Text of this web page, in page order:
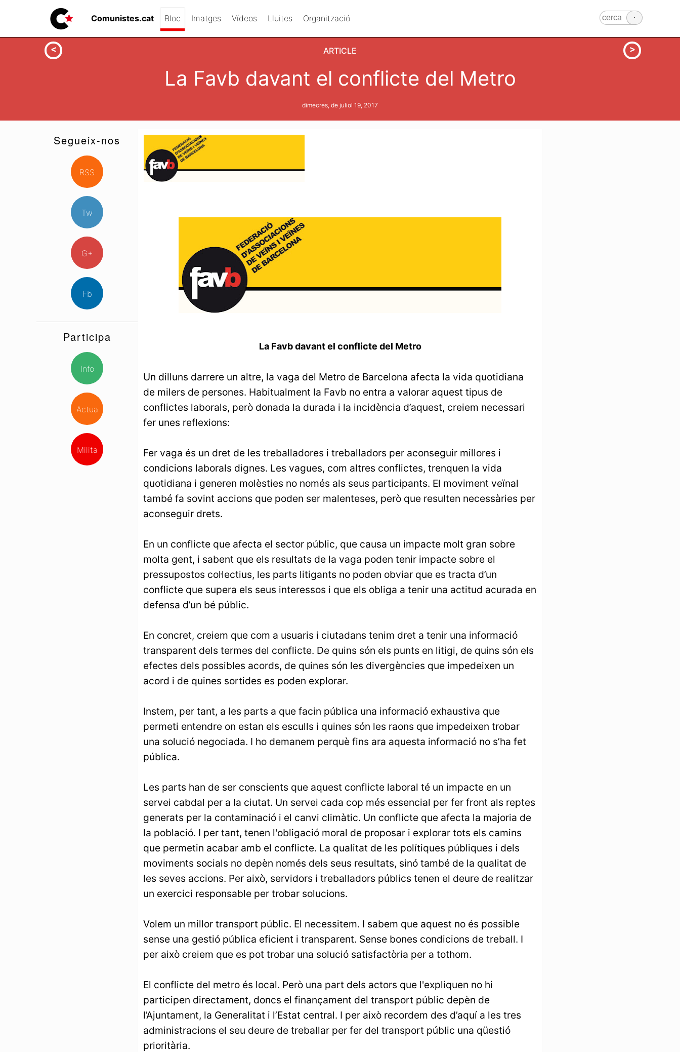
Comunistes.cat Bloc Imatges Vídeos Lluites Organització
ARTICLE
La Favb davant el conflicte del Metro
dimecres, de juliol 19, 2017
Segueix-nos
RSS
Tw
G+
Fb
Participa
Info
Actua
Milita
La Favb davant el conflicte del Metro
Un dilluns darrere un altre, la vaga del Metro de Barcelona afecta la vida quotidiana
de milers de persones. Habitualment la Favb no entra a valorar aquest tipus de
conflictes laborals, però donada la durada i la incidència d’aquest, creiem necessari
fer unes reflexions:
Fer vaga és un dret de les treballadores i treballadors per aconseguir millores i
condicions laborals dignes. Les vagues, com altres conflictes, trenquen la vida
quotidiana i generen molèsties no només als seus participants. El moviment veïnal
també fa sovint accions que poden ser malenteses, però que resulten necessàries per
aconseguir drets.
En un conflicte que afecta el sector públic, que causa un impacte molt gran sobre
molta gent, i sabent que els resultats de la vaga poden tenir impacte sobre el
pressupostos col·lectius, les parts litigants no poden obviar que es tracta d’un
conflicte que supera els seus interessos i que els obliga a tenir una actitud acurada en
defensa d’un bé públic.
En concret, creiem que com a usuaris i ciutadans tenim dret a tenir una informació
transparent dels termes del conflicte. De quins són els punts en litigi, de quins són els
efectes dels possibles acords, de quines són les divergències que impedeixen un
acord i de quines sortides es poden explorar.
Instem, per tant, a les parts a que facin pública una informació exhaustiva que
permeti entendre on estan els esculls i quines són les raons que impedeixen trobar
una solució negociada. I ho demanem perquè fins ara aquesta informació no s’ha fet
pública.
Les parts han de ser conscients que aquest conflicte laboral té un impacte en un
servei cabdal per a la ciutat. Un servei cada cop més essencial per fer front als reptes
generats per la contaminació i el canvi climàtic. Un conflicte que afecta la majoria de
la població. I per tant, tenen l'obligació moral de proposar i explorar tots els camins
que permetin acabar amb el conflicte. La qualitat de les polítiques públiques i dels
moviments socials no depèn només dels seus resultats, sinó també de la qualitat de
les seves accions. Per això, servidors i treballadors públics tenen el deure de realitzar
un exercici responsable per trobar solucions.
Volem un millor transport públic. El necessitem. I sabem que aquest no és possible
sense una gestió pública eficient i transparent. Sense bones condicions de treball. I
per això creiem que es pot trobar una solució satisfactòria per a tothom.
El conflicte del metro és local. Però una part dels actors que l'expliquen no hi
participen directament, doncs el finançament del transport públic depèn de
l’Ajuntament, la Generalitat i l’Estat central. I per això recordem des d’aquí a les tres
administracions el seu deure de treballar per fer del transport públic una qüestió
prioritària.